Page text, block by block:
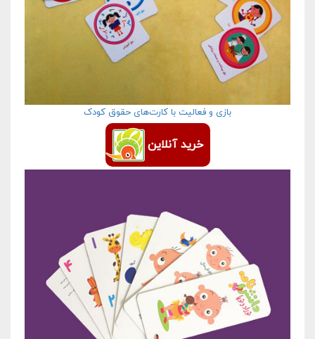
بازی و فعالیت با کارت‌های حقوق کودک
خرید آنلاین